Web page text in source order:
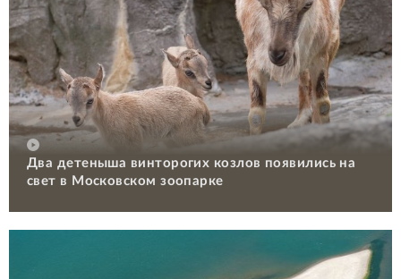
Два детеныша винторогих козлов появились на
свет в Московском зоопарке